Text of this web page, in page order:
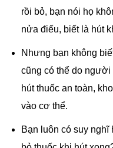
rồi bỏ, bạn nói họ
nửa điếu, biết là hút
Nhưng bạn không
cũng có thể do
hút thuốc an toàn,
vào cơ thể.
Bạn luôn có suy nghĩ